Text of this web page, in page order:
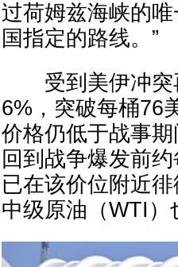
过荷姆兹海峡的
国指定的路线。”
受到美伊冲突
6%，突破每桶76
价格仍低于战事
回到战争爆发前
已在该价位附近
中级原油（WTI